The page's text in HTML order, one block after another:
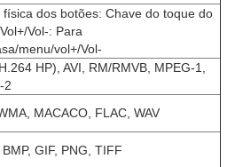
física dos botões: Chave do toque do
Vol-: Para
menu/vol+/Vol-
HP), AVI, RM/RMVB, MPEG-1,
2
MACACO, FLAC, WAV
GIF, PNG, TIFF